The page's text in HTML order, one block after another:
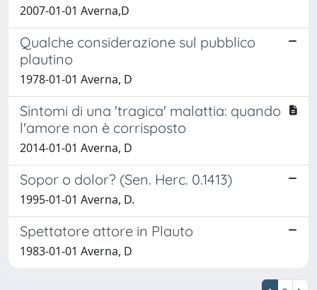
2007-01-01 Averna,D
Qualche considerazione sul pubblico
plautino
1978-01-01 Averna, D
Sintomi di una 'tragica' malattia: quando
l'amore non è corrisposto
2014-01-01 Averna, D
Sopor o dolor? (Sen. Herc. 0.1413)
1995-01-01 Averna, D.
Spettatore attore in Plauto
1983-01-01 Averna, D